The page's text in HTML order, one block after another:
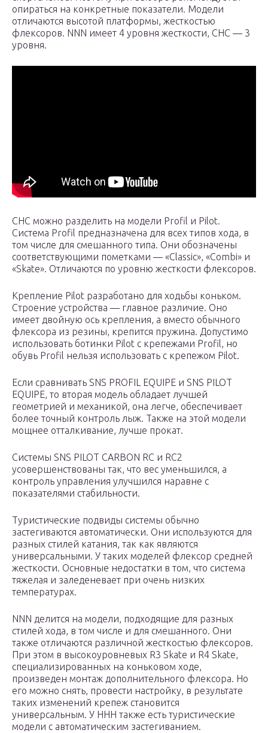
опираться на конкретные показатели. Модели
отличаются высотой платформы, жесткостью
флексоров. NNN имеет 4 уровня жесткости, СНС — 3
уровня.
СНС можно разделить на модели Profil и Pilot.
Система Profil предназначена для всех типов хода, в
том числе для смешанного типа. Они обозначены
соответствующими пометками — «Classic», «Combi» и
«Skate». Отличаются по уровню жесткости флексоров.
Крепление Pilot разработано для ходьбы коньком.
Строение устройства — главное различие. Оно
имеет двойную ось крепления, а вместо обычного
флексора из резины, крепится пружина. Допустимо
использовать ботинки Pilot с крепежами Profil, но
обувь Profil нельзя использовать с крепежом Pilot.
Если сравнивать SNS PROFIL EQUIPE и SNS PILOT
EQUIPE, то вторая модель обладает лучшей
геометрией и механикой, она легче, обеспечивает
более точный контроль лыж. Также на этой модели
мощнее отталкивание, лучше прокат.
Системы SNS PILOT CARBON RC и RC2
усовершенствованы так, что вес уменьшился, а
контроль управления улучшился наравне с
показателями стабильности.
Туристические подвиды системы обычно
застегиваются автоматически. Они используются для
разных стилей катания, так как являются
универсальными. У таких моделей флексор средней
жесткости. Основные недостатки в том, что система
тяжелая и заледеневает при очень низких
температурах.
NNN делится на модели, подходящие для разных
стилей хода, в том числе и для смешанного. Они
также отличаются различной жесткостью флексоров.
При этом в высокоуровневых R3 Skate и R4 Skate,
специализированных на коньковом ходе,
произведен монтаж дополнительного флексора. Но
его можно снять, провести настройку, в результате
таких изменений крепеж становится
универсальным. У ННН также есть туристические
модели с автоматическим застегиванием.